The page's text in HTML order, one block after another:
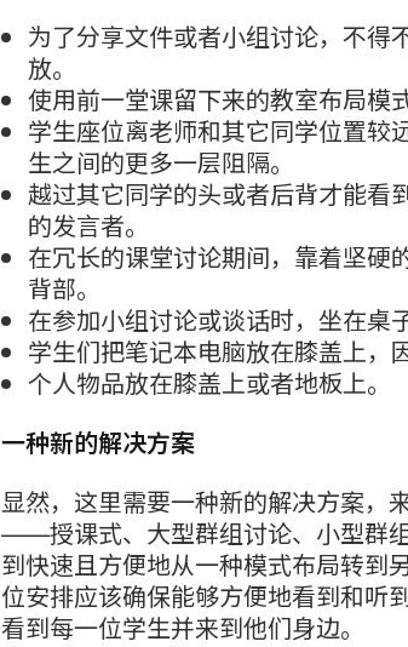
为了分享文件或者小组讨论，不得
放。
使用前一堂课留下来的教室布局模式
学生座位离老师和其它同学位置较
生之间的更多一层阻隔。
越过其它同学的头或者后背才能看
的发言者。
在冗长的课堂讨论期间，靠着坚硬
背部。
在参加小组讨论或谈话时，坐在桌
学生们把笔记本电脑放在膝盖上，
个人物品放在膝盖上或者地板上。
一种新的解决方案
显然，这里需要一种新的解决方案，
——授课式、大型群组讨论、小型群
到快速且方便地从一种模式布局转到
位安排应该确保能够方便地看到和听
看到每一位学生并来到他们身边。